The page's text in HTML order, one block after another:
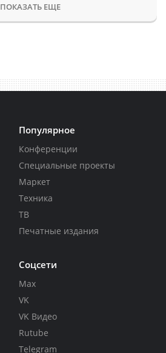
ПОКАЗАТЬ ЕЩЕ
Популярное
Конференции
Специальные проекты
Маркет
Техника
ТВ
Печатные издания
Соцсети
Max
VK
VK Видео
Rutube
Telegram